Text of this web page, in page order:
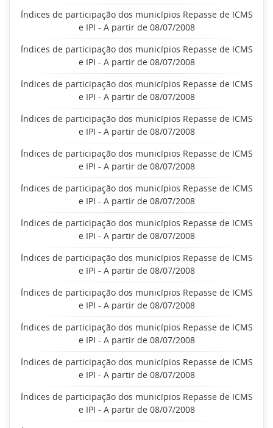
Índices de participação dos municípios Repasse de ICMS
e IPI - A partir de 08/07/2008
Índices de participação dos municípios Repasse de ICMS
e IPI - A partir de 08/07/2008
Índices de participação dos municípios Repasse de ICMS
e IPI - A partir de 08/07/2008
Índices de participação dos municípios Repasse de ICMS
e IPI - A partir de 08/07/2008
Índices de participação dos municípios Repasse de ICMS
e IPI - A partir de 08/07/2008
Índices de participação dos municípios Repasse de ICMS
e IPI - A partir de 08/07/2008
Índices de participação dos municípios Repasse de ICMS
e IPI - A partir de 08/07/2008
Índices de participação dos municípios Repasse de ICMS
e IPI - A partir de 08/07/2008
Índices de participação dos municípios Repasse de ICMS
e IPI - A partir de 08/07/2008
Índices de participação dos municípios Repasse de ICMS
e IPI - A partir de 08/07/2008
Índices de participação dos municípios Repasse de ICMS
e IPI - A partir de 08/07/2008
Índices de participação dos municípios Repasse de ICMS
e IPI - A partir de 08/07/2008